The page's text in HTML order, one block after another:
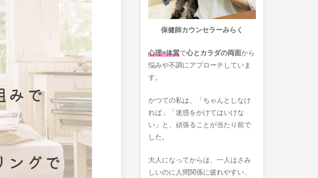
保健師カウンセラーみらく
心理×体質で心とカラダの両面から
悩みや不調にアプローチしていま
す。
かつての私は、「ちゃんとしなけ
れば」「迷惑をかけてはいけな
い」と、頑張ることが当たり前で
した。
大人になってからは、一人はさみ
しいのに人間関係に疲れやすい、